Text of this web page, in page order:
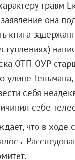
травм
заявление она
книга
ОТП ОУР
улице
себя
себе
что в